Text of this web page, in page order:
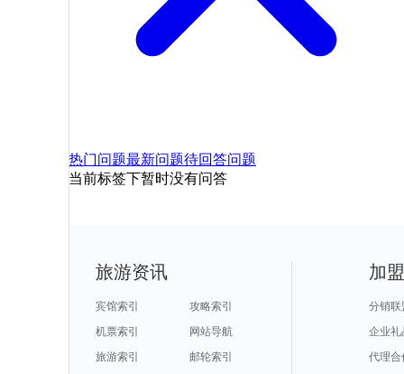
热门问题最新问题待回答问题
当前标签下暂时没有问答
旅游资讯
宾馆索引
攻略索引
机票索引
网站导航
旅游索引
邮轮索引
加
分销联
企业礼
代理合